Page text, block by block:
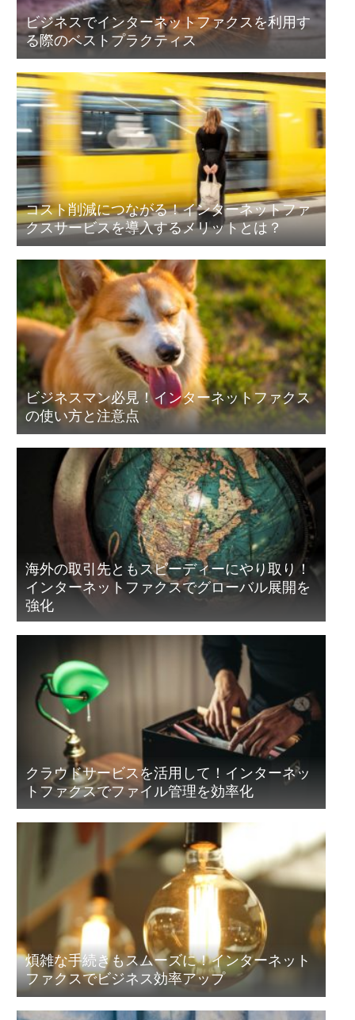
ビジネスでインターネットファクスを利用す
る際のベストプラクティス
コスト削減につながる！インターネットファ
クスサービスを導入するメリットとは？
ビジネスマン必見！インターネットファクス
の使い方と注意点
海外の取引先ともスピーディーにやり取り！
インターネットファクスでグローバル展開を
強化
クラウドサービスを活用して！インターネッ
トファクスでファイル管理を効率化
煩雑な手続きもスムーズに！インターネット
ファクスでビジネス効率アップ